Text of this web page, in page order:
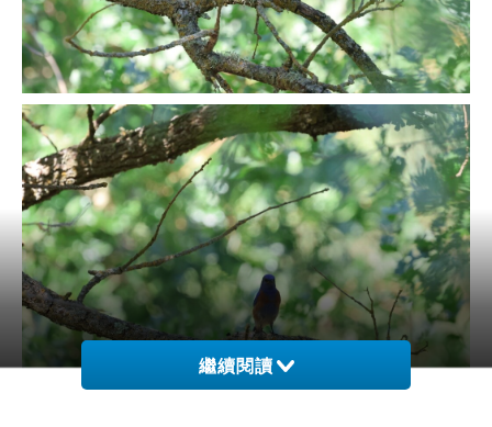
繼續閱讀